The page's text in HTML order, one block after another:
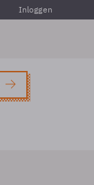
Inloggen